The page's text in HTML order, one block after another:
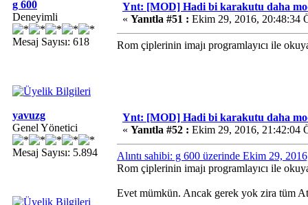
g 600
Deneyimli
Mesaj Sayısı: 618
Ynt: [MOD] Hadi bi karakutu daha
« Yanıtla #51 : Ekim 29, 2016, 20:48:34
Rom çiplerinin imajı programlayıcı ile
yavuzg
Genel Yönetici
Mesaj Sayısı: 5.894
Ynt: [MOD] Hadi bi karakutu daha
« Yanıtla #52 : Ekim 29, 2016, 21:42:04
Alıntı sahibi: g 600 üzerinde Ekim 29,
Rom çiplerinin imajı programlayıcı ile
Evet mümkün. Ancak gerek yok zira tüm